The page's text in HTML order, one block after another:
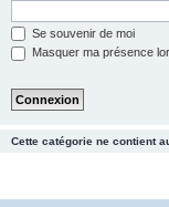
Se souvenir de moi
Masquer ma présence
Cette catégorie ne contient